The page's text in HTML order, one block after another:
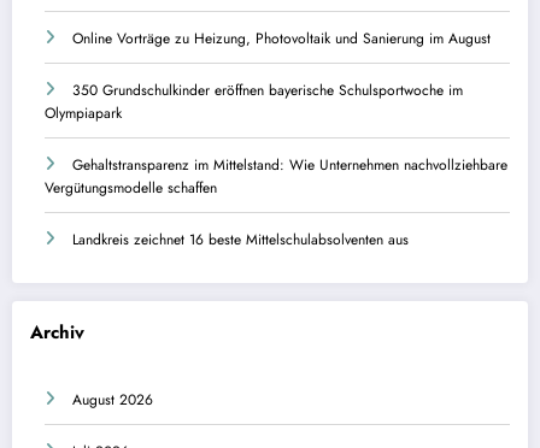
Online Vorträge zu Heizung, Photovoltaik und Sanierung im August
350 Grundschulkinder eröffnen bayerische Schulsportwoche im
Olympiapark
Gehaltstransparenz im Mittelstand: Wie Unternehmen nachvollziehbare
Vergütungsmodelle schaffen
Landkreis zeichnet 16 beste Mittelschulabsolventen aus
Archiv
August 2026